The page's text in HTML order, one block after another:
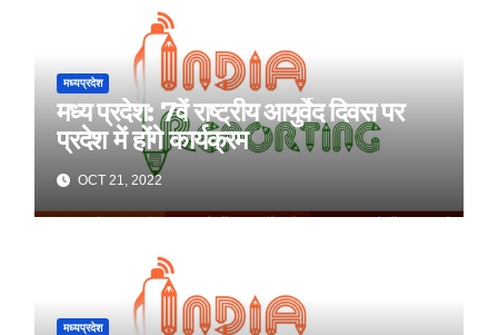
मध्यप्रदेश
मध्य प्रदेश: 7वें राष्ट्रीय आयुर्वेद दिवस पर
प्रदेश में होंगे कार्यक्रम
OCT 21, 2022
मध्यप्रदेश